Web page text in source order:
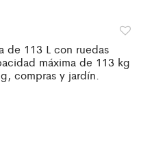
de 113 L con ruedas
máxima de 113 kg
compras y jardín.